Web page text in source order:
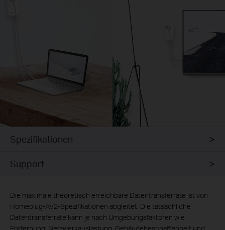
Spezifikationen
Support
Die maximale theoretisch erreichbare Datentransferrate ist von
Homeplug-AV2-Spezifikationen abgleitet. Die tatsächliche
Datentransferrate kann je nach Umgebungsfaktoren wie
Entfernung, Netzwerkauslastung, Gebäudebeschaffenheit und